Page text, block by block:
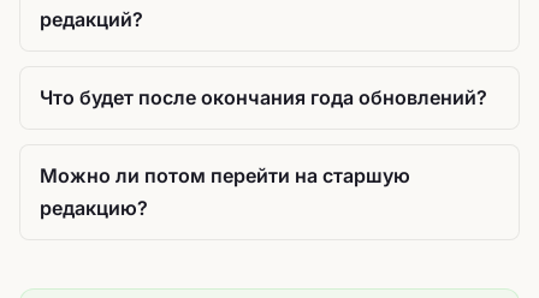
редакций?
Что будет после окончания года обновлений?
Можно ли потом перейти на старшую
редакцию?